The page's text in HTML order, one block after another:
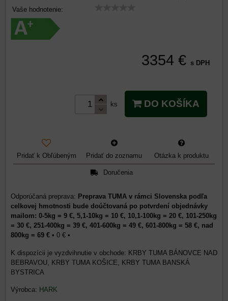
Vaše hodnotenie:
3354 € s DPH
ks DO KOŠÍKA
Pridať k Obľúbeným Pridať do zoznamu Otázka k produktu
Doručenia
Preprava TUMA v rámci Slovenska podľa
celkovej hmotnosti bude doúčtovaná po potvrdení objednávky
mailom: 0-5kg = 9 €, 5,1-10kg = 10 €, 10,1-100kg = 20 €, 101-250kg
= 30 €, 251-400kg = 39 €, 401-600kg = 49 €, 601-800kg = 58 €, nad
800kg = 69 € • 0 € •
KRBY TUMA BÁNOVCE NAD
BEBRAVOU, KRBY TUMA KOŠICE, KRBY TUMA BANSKÁ
BYSTRICA
Výrobca: HARK